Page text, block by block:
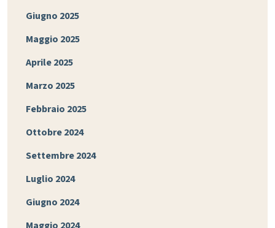
Giugno 2025
Maggio 2025
Aprile 2025
Marzo 2025
Febbraio 2025
Ottobre 2024
Settembre 2024
Luglio 2024
Giugno 2024